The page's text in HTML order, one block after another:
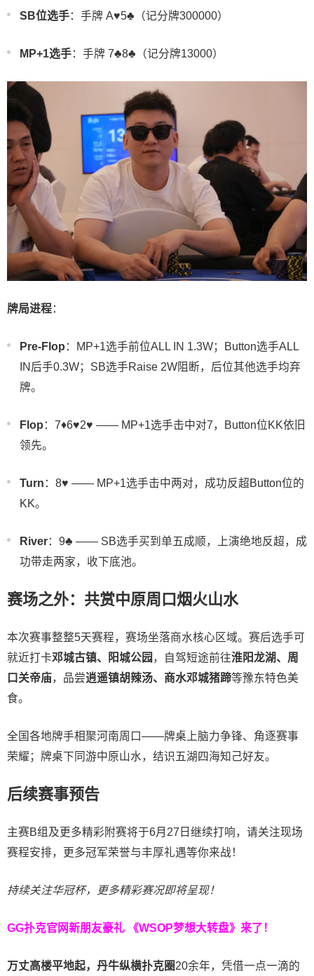
SB位选手：手牌 A♥️5♣️（记分牌300000）
MP+1选手：手牌 7♣️8♣️（记分牌13000）
牌局进程：
Pre-Flop：MP+1选手前位ALL IN 1.3W；Button选手ALL
IN后手0.3W；SB选手Raise 2W阻断，后位其他选手均弃
牌。
Flop：7♦️6♥️2♥️ —— MP+1选手击中对7，Button位KK依旧
领先。
Turn：8♥️ —— MP+1选手击中两对，成功反超Button位的
KK。
River：9♣️ —— SB选手买到单五成顺，上演绝地反超，成
功带走两家，收下底池。
赛场之外：共赏中原周口烟火山水
本次赛事整整5天赛程，赛场坐落商水核心区域。赛后选手可
就近打卡邓城古镇、阳城公园 ，自驾短途前往淮阳龙湖、周
口关帝庙，品尝逍遥镇胡辣汤、商水邓城猪蹄等豫东特色美
食。
全国各地牌手相聚河南周口——牌桌上脑力争锋、角逐赛事
荣耀；牌桌下同游中原山水，结识五湖四海知己好友。
后续赛事预告
主赛B组及更多精彩附赛将于6月27日继续打响，请关注现场
赛程安排，更多冠军荣誉与丰厚礼遇等你来战！
持续关注华冠杯，更多精彩赛况即将呈现！
GG扑克官网新朋友豪礼 《WSOP梦想大转盘》来了！
万丈高楼平地起，丹牛纵横扑克圈20余年，凭借一点一滴的